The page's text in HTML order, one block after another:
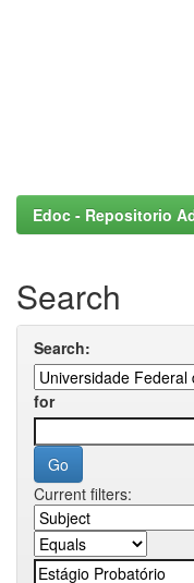
Edoc - Repositorio
Search
Search:
for
Current filters: